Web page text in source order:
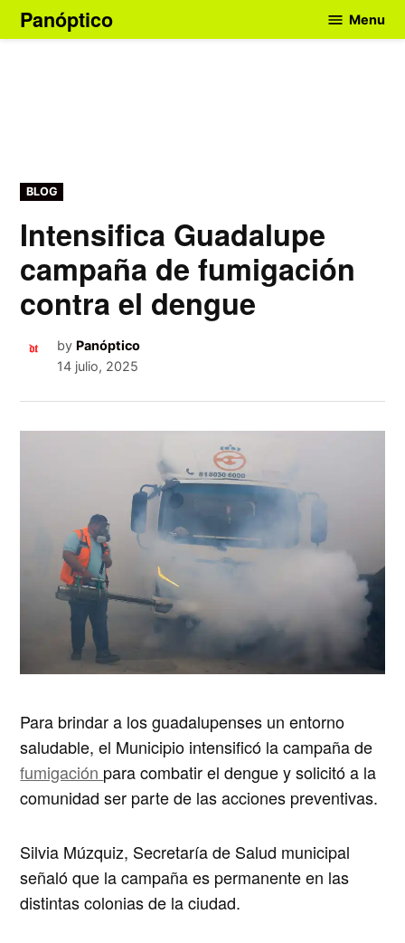
Skip
to
Panóptico Menu
POSTED
IN
BLOG
Intensifica Guadalupe
campaña de fumigación
contra el dengue
by Panóptico
14 julio, 2025
Para brindar a los guadalupenses un entorno
saludable, el Municipio intensificó la campaña de
fumigación para combatir el dengue y solicitó a la
comunidad ser parte de las acciones preventivas.
Silvia Múzquiz, Secretaría de Salud municipal
señaló que la campaña es permanente en las
distintas colonias de la ciudad.